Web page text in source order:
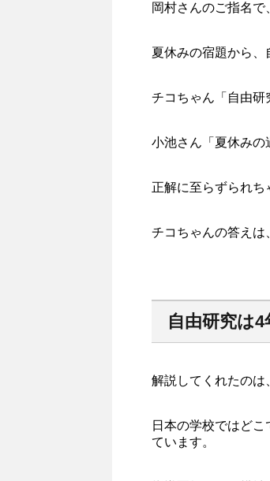
岡村さんのご指名で
夏休みの宿題から、
チコちゃん「自由研
小池さん「夏休みの
正解に至らずられち
チコちゃんの答えは
自由研究は
解説してくれたのは
日本の学校ではど
ています。